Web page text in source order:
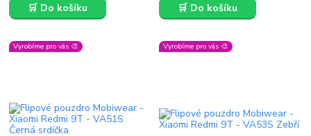
🛒 Do košíku 🛒 Do košíku
Vyrobíme pro vás 🎨 Vyrobíme pro vás 🎨